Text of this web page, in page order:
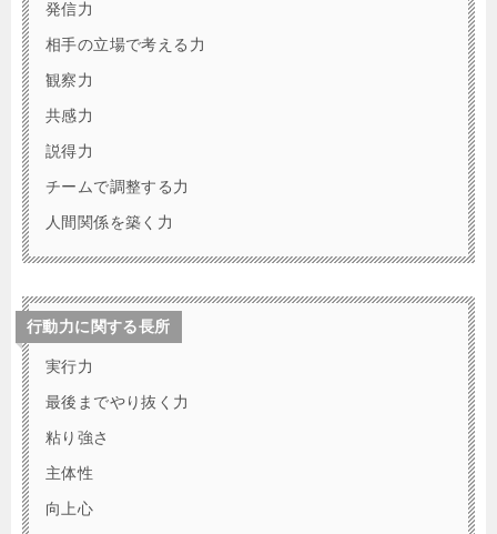
発信力
相手の立場で考える力
観察力
共感力
説得力
チームで調整する力
人間関係を築く力
行動力に関する長所
実行力
最後までやり抜く力
粘り強さ
主体性
向上心